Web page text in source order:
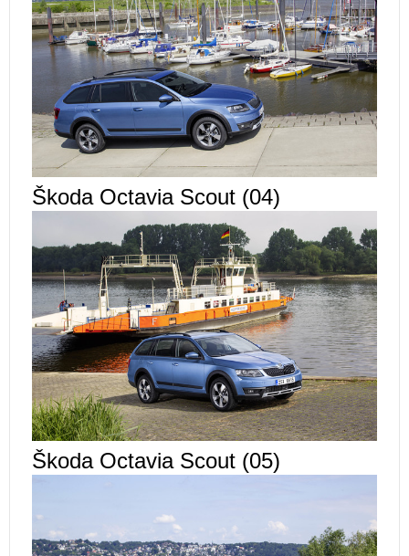
Škoda Octavia Scout (04)
Škoda Octavia Scout (05)